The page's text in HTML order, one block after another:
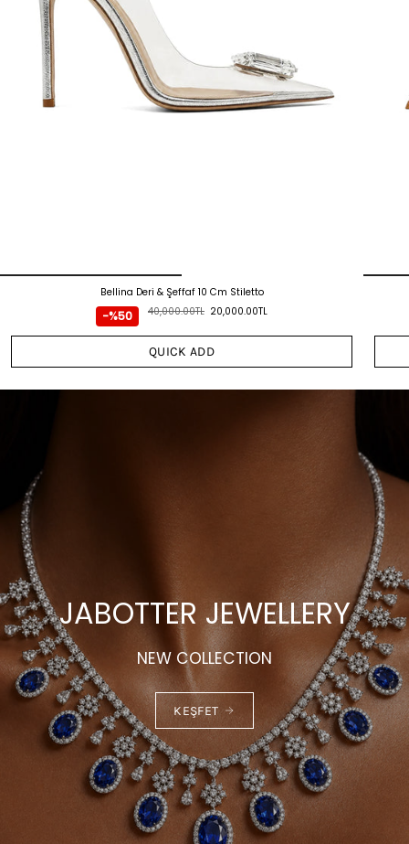
Bellina Deri & Şeffaf 10 Cm Stiletto
20,000.00TL
40,000.00TL
-%50
QUICK ADD
JABOTTER JEWELLERY
NEW COLLECTION
KEŞFET